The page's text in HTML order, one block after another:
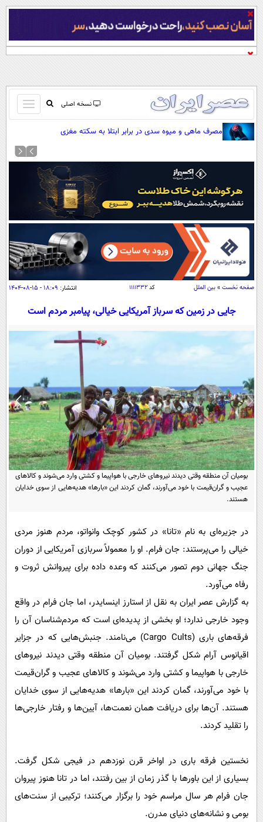
نسخه اصلی
باز
و
کردن
صفحه اول
آرشیو
نظرسنجی
آب و هوا
اوقات شرعی
سواد زندگی
اقتصاد
اقتصادی
جامعه
یک برش دانایی
محیط زیست
سفر و تفریح
سیاست خارجی
فرهنگ و هنر
علم و دانش
فناوری و It
علمی
اخبار کریپتو
قرآن
گوناگون
سرگرمی
باشگاه مغز
مجله تصویری سلاح
فیلم
اقتصاد
ورزش
سرگرمی
فناوری
حوادث
محیط زیست
سلامت
فرهنگی
اجتماعی
عصر ایران 2
خواندنی ها و دیدنی ها
پیامک
روانشناسی
آشپزی
آموزش زبان
مصرف ماهی و میوه سدی در برابر ابتلا به سکته مغزی
صفحه نخست » بین الملل کد۱۱۱۱۳۳۲ انتشار: ۱۸:۰۹ - ۱۵-۰۸-۱۴۰۴
جایی در زمین که سرباز آمریکایی خیالی، پیامبر مردم است
بومیان آن منطقه وقتی دیدند نیروهای خارجی با هواپیما و کشتی وارد می‌شوند و کالاهای
عجیب و گران‌قیمت با خود می‌آورند، گمان کردند این «بارها» هدیه‌هایی از سوی خدایان
هستند.
در جزیره‌ای به نام «تانا» در کشور کوچک وانواتو، مردم هنوز مردی
خیالی را می‌پرستند: جان فرام. او را معمولاً سربازی آمریکایی از دوران
جنگ جهانی دوم تصور می‌کنند که وعده داده برای پیروانش ثروت و
رفاه می‌آورد.
به گزارش عصر ایران به نقل از استارز اینسایدر، اما جان فرام در واقع
وجود خارجی ندارد؛ او بخشی از پدیده‌ای است که مردم‌شناسان آن را
فرقه‌های باری (Cargo Cults) می‌نامند. جنبش‌هایی که در جزایر
اقیانوس آرام شکل گرفتند. بومیان آن منطقه وقتی دیدند نیروهای
خارجی با هواپیما و کشتی وارد می‌شوند و کالاهای عجیب و گران‌قیمت
با خود می‌آورند، گمان کردند این «بارها» هدیه‌هایی از سوی خدایان
هستند. آن‌ها برای دریافت همان نعمت‌ها، آیین‌ها و رفتار خارجی‌ها
را تقلید کردند.
نخستین فرقه باری در اواخر قرن نوزدهم در فیجی شکل گرفت.
بسیاری از این باورها با گذر زمان از بین رفتند، اما در تانا هنوز پیروان
جان فرام هر سال مراسم خود را برگزار می‌کنند؛ ترکیبی از سنت‌های
بومی و نشانه‌های دنیای مدرن.